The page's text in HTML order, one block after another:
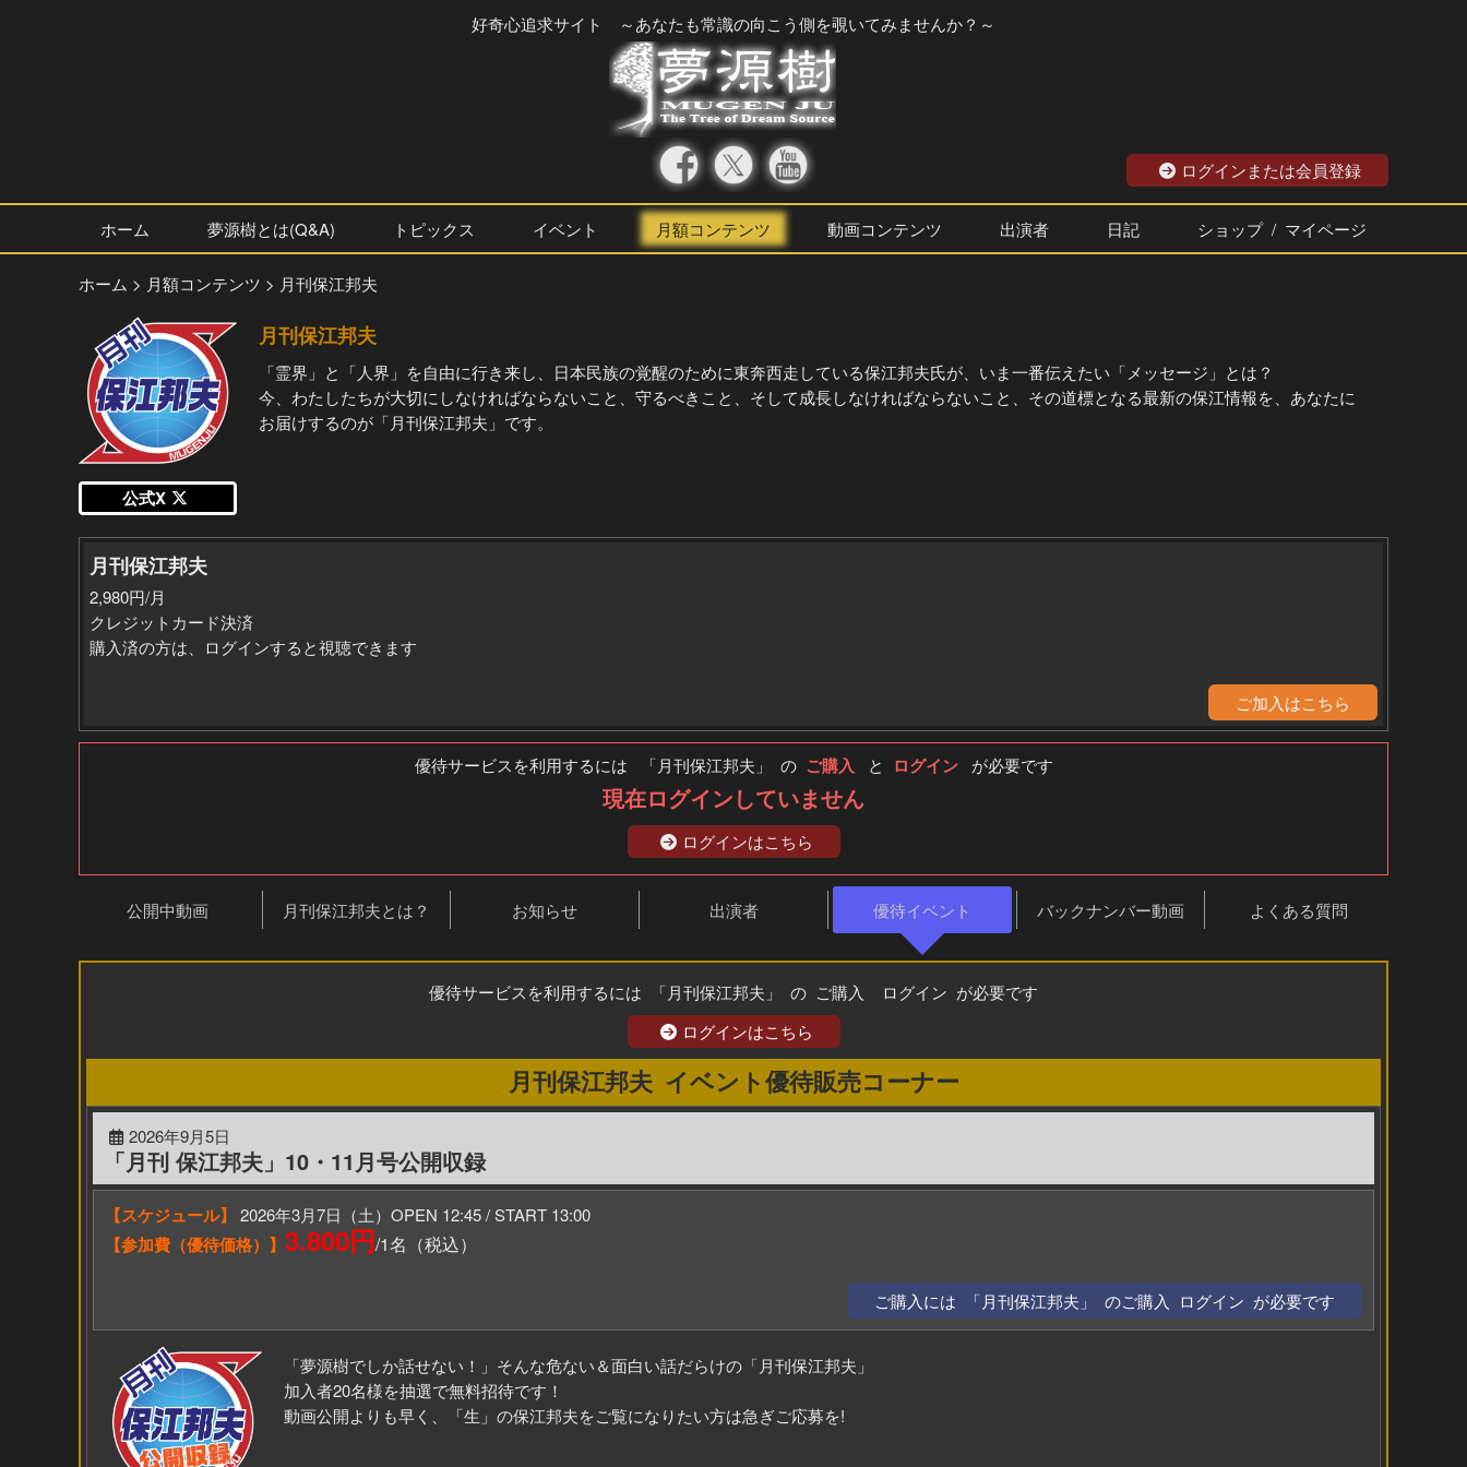
好奇心追求サイト ～あなたも常識の向こう側を覗いてみませんか？～
ログインまたは会員登録
ホーム 夢源樹とは(Q&A) トピックス イベント 月額コンテンツ 動画コンテンツ 出演者 日記 ショップ / マイページ
ホーム > 月額コンテンツ > 月刊保江邦夫
公式X
月刊保江邦夫
「霊界」と「人界」を自由に行き来し、日本民族の覚醒のために東奔西走している保江邦夫氏が、いま一番伝えたい「メッセージ」とは？
今、わたしたちが大切にしなければならないこと、守るべきこと、そして成長しなければならないこと、その道標となる最新の保江情報を、あなたに
お届けするのが「月刊保江邦夫」です。
月刊保江邦夫
2,980円/月
クレジットカード決済
購入済の方は、ログインすると視聴できます
ご加入はこちら
優待サービスを利用するには 「月刊保江邦夫」 の ご購入 と ログインが必要です
現在ログインしていません
ログインはこちら
公開中動画 月刊保江邦夫とは？ お知らせ 出演者 優待イベント バックナンバー動画 よくある質問
優待サービスを利用するには 「月刊保江邦夫」 の ご購入 ログイン が必要です
ログインはこちら
月刊保江邦夫 イベント優待販売コーナー
2026年9月5日
「月刊 保江邦夫」10・11月号公開収録
【スケジュール】 2026年3月7日（土）OPEN 12:45 / START 13:00
【参加費（優待価格）】 3.800円/1名（税込）
ご購入には 「月刊保江邦夫」 のご購入 ログイン が必要です
「夢源樹でしか話せない！」そんな危ない＆面白い話だらけの「月刊保江邦夫」
加入者20名様を抽選で無料招待です！
動画公開よりも早く、「生」の保江邦夫をご覧になりたい方は急ぎご応募を!